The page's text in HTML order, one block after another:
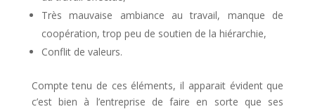
Très mauvaise ambiance au travail, manque de
coopération, trop peu de soutien de la hiérarchie,
Conflit de valeurs.
Compte tenu de ces éléments, il apparait évident que
c’est bien à l’entreprise de faire en sorte que ses